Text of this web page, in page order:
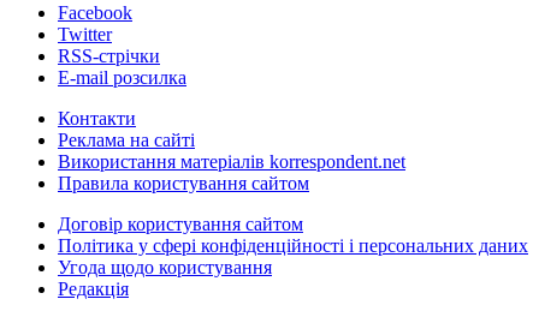
Facebook
Twitter
RSS-стрічки
E-mail розсилка
Контакти
Реклама на сайті
Використання матеріалів korrespondent.net
Правила користування сайтом
Договір користування сайтом
Політика у сфері конфіденційності і персональних даних
Угода щодо користування
Редакція